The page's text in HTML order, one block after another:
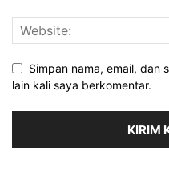
Simpan nama, email, dan
lain kali saya berkomentar.